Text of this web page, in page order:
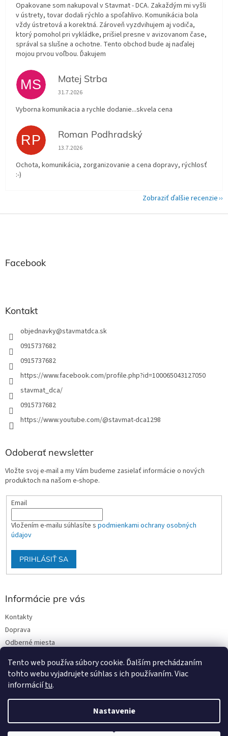
Tento web používa súbory cookie. Ďalším prechádzaním
tohto webu vyjadrujete súhlas s ich používaním. Viac
informáciítu.
Nastavenie
Opakovane som nakupoval v Stavmat - DCA. Zakaždým mi vyšli
v ústrety, tovar dodali rýchlo a spoľahlivo. Komunikácia bola
vždy ústretová a korektná. Zároveň vyzdvihujem aj vodiča,
ktorý pomohol pri vykládke, prišiel presne v avizovanom čase,
správal sa slušne a ochotne. Tento obchod bude aj naďalej
mojou prvou voľbou. Ďakujem
MS Matej Strba
Hodnotenie obchodu je 5 z 5 hviezdičiek.
31.7.2026
Vyborna komunikacia a rychle dodanie...skvela cena
RP Roman Podhradský
Hodnotenie obchodu je 5 z 5 hviezdičiek.
13.7.2026
Ochota, komunikácia, zorganizovanie a cena dopravy, rýchlosť
:-)
Zobraziť ďalšie recenzie
Facebook
Kontakt
objednavky@stavmatdca.sk
0915737682
0915737682
https://www.facebook.com/profile.php?id=100065043127050
stavmat_dca/
0915737682
https://www.youtube.com/@stavmat-dca1298
Odoberať newsletter
Vložte svoj e-mail a my Vám budeme zasielať informácie o nových
produktoch na našom e-shope.
Email
Vložením e-mailu súhlasíte s podmienkami ochrany osobných
údajov
PRIHLÁSIŤ SA
Informácie pre vás
Kontakty
Doprava
Odberné miesta
Obchodné podmienky
Vytvoril Shoptet